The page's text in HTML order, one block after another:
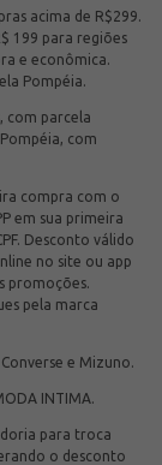
acima de R$299.
199 para regiões
e econômica.
Pompéia.
com parcela
com
compra com o
em sua primeira
Desconto válido
no site ou app
promoções.
pela marca
Converse e Mizuno.
INTIMA.
para troca
o desconto